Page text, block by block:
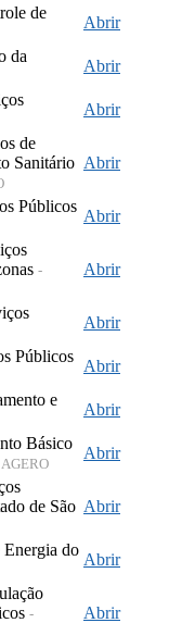
de
Abrir
da
Abrir
Abrir
de
Sanitário Abrir
Públicos
Abrir
-
Abrir
Abrir
Públicos
Abrir
e
Abrir
Básico
AGERO
Abrir
de São Abrir
do
Abrir
-
Abrir